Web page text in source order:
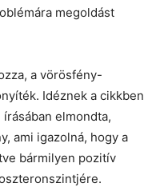
megoldást
a vörösfény-
Idéznek a cikkben
elmondta,
ami igazolná, hogy a
bármilyen pozitív